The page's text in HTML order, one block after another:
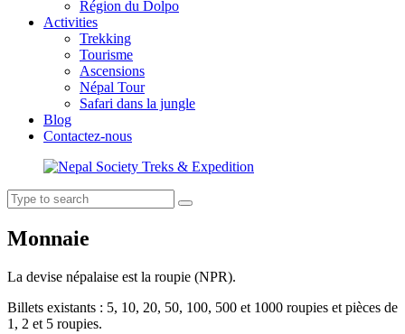
Région du Dolpo
Activities
Trekking
Tourisme
Ascensions
Népal Tour
Safari dans la jungle
Blog
Contactez-nous
Monnaie
La devise népalaise est la roupie (NPR).
Billets existants : 5, 10, 20, 50, 100, 500 et 1000 roupies et pièces de
1, 2 et 5 roupies.